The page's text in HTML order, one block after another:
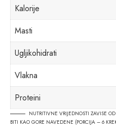
Kalorije
Masti
Ugljikohidrati
Vlakna
Proteini
NUTRITIVNE VRIJEDNOSTI ZAVISE
BITI KAO GORE NAVEDENE (PORCIJA – 6